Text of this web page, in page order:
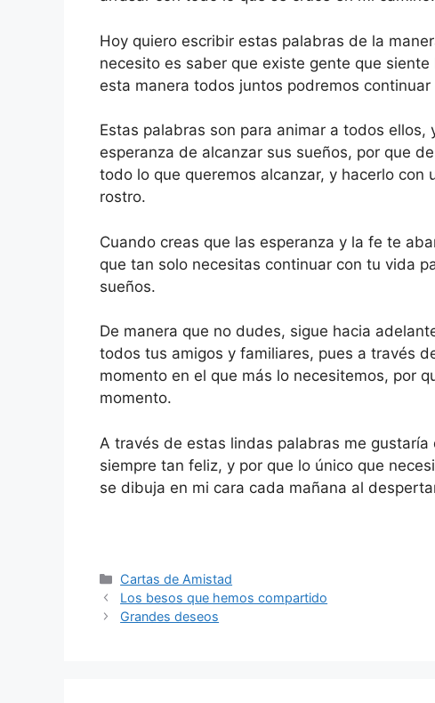
Hoy quiero escribir estas palabras de la
necesito es saber que existe gente que
esta manera todos juntos podremos
Estas palabras son para animar a todos
esperanza de alcanzar sus sueños, por que
todo lo que queremos alcanzar, y hacerlo
rostro.
Cuando creas que las esperanza y la fe te
que tan solo necesitas continuar con tu vida
sueños.
De manera que no dudes, sigue hacia
todos tus amigos y familiares, pues a través
momento en el que más lo necesitemos, por
momento.
A través de estas lindas palabras me
siempre tan feliz, y por que lo único que
se dibuja en mi cara cada mañana al
Categories
Cartas de Amistad
Los besos que hemos compartido
Grandes deseos